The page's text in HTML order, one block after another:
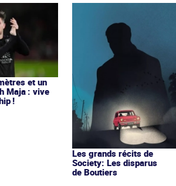
et un
Maja : vive
!
Les grands récits de
Society: Les disparus
de Boutiers